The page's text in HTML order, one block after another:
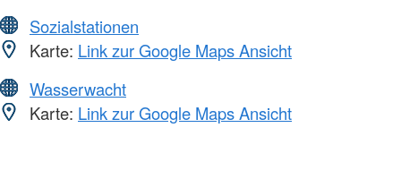
Sozialstationen
Karte: Link zur Google Maps Ansicht
Wasserwacht
Karte: Link zur Google Maps Ansicht